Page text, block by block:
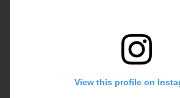
View this profile on